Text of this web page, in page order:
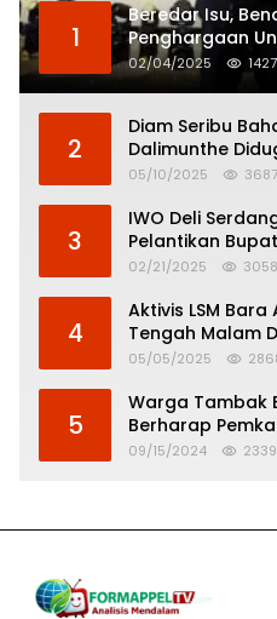
1
Beredar Isu,
Penghargaan
02/04/2025
2
Diam Seribu
Dalimunthe
05/10/2025 3687
3
IWO Deli
Pelantikan
Serdang
02/21/2025 3058
4
Aktivis LSM
Tengah Malam
Tinggi
05/05/2025
5
Warga Tambak
Berharap
Banjir
09/15/2024 2339